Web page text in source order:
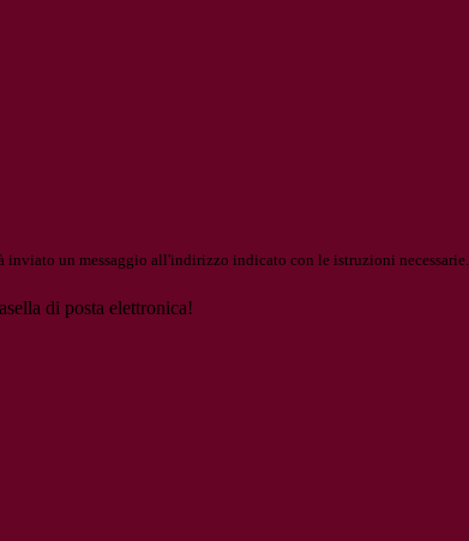
inviato un messaggio all'indirizzo indicato con le istruzioni necessarie.
di posta elettronica!